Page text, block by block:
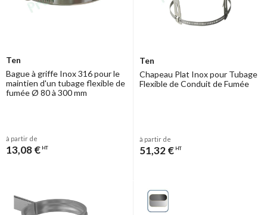
Ten
Bague à griffe Inox 316 pour le
maintien d'un tubage flexible de
fumée Ø 80 à 300 mm
à partir de
13,08 € HT
Ten
Chapeau Plat Inox pour Tubage
Flexible de Conduit de Fumée
à partir de
51,32 € HT